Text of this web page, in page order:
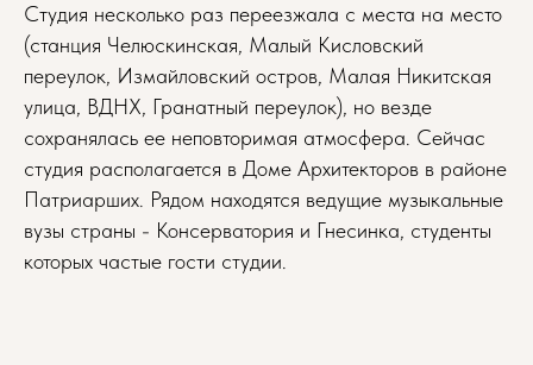
Студия несколько раз переезжала с места на место
(станция Челюскинская, Малый Кисловский
переулок, Измайловский остров, Малая Никитская
улица, ВДНХ, Гранатный переулок), но везде
сохранялась ее неповторимая атмосфера. Сейчас
студия располагается в Доме Архитекторов в районе
Патриарших. Рядом находятся ведущие музыкальные
вузы страны - Консерватория и Гнесинка, студенты
которых частые гости студии.